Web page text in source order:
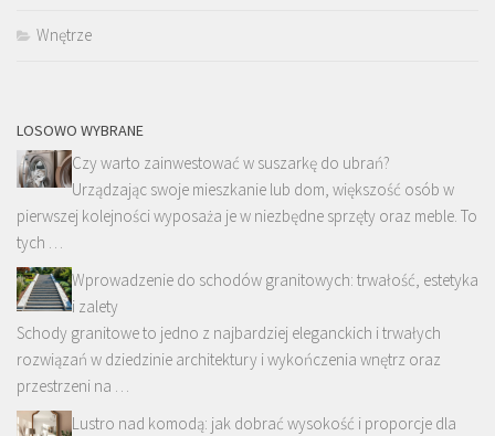
Wnętrze
LOSOWO WYBRANE
Czy warto zainwestować w suszarkę do ubrań?
Urządzając swoje mieszkanie lub dom, większość osób w
pierwszej kolejności wyposaża je w niezbędne sprzęty oraz meble. To
tych …
Wprowadzenie do schodów granitowych: trwałość, estetyka
i zalety
Schody granitowe to jedno z najbardziej eleganckich i trwałych
rozwiązań w dziedzinie architektury i wykończenia wnętrz oraz
przestrzeni na …
Lustro nad komodą: jak dobrać wysokość i proporcje dla